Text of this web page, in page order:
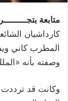
متابعة
كارداشيان
المطرب كاني
وصفته بأنه
وكانت قد ترددت